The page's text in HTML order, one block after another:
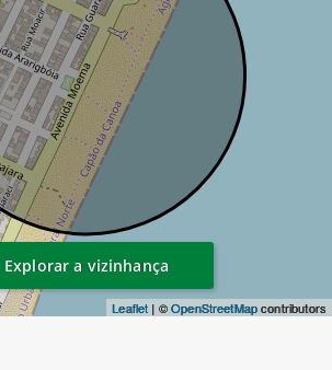
Leaflet | ©OpenStreetMapcontributors
Explorar a vizinhança